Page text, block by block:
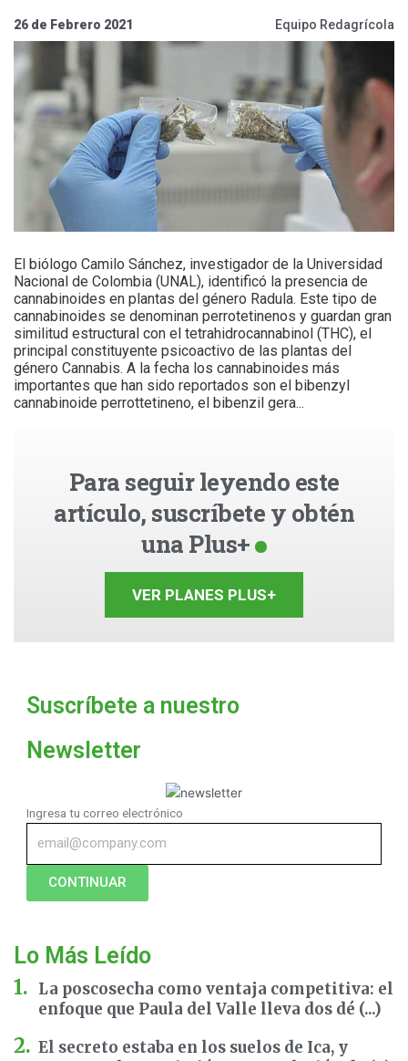
26 de Febrero 2021 Equipo Redagrícola
El biólogo Camilo Sánchez, investigador de la Universidad
Nacional de Colombia (UNAL), identificó la presencia de
cannabinoides en plantas del género Radula. Este tipo de
cannabinoides se denominan perrotetinenos y guardan gran
similitud estructural con el tetrahidrocannabinol (THC), el
principal constituyente psicoactivo de las plantas del
género Cannabis. A la fecha los cannabinoides más
importantes que han sido reportados son el bibenzyl
cannabinoide perrottetineno, el bibenzil gera...
Para seguir leyendo este
artículo, suscríbete y obtén
una Plus+
VER PLANES PLUS+
Suscríbete a nuestro
Newsletter
Ingresa tu correo electrónico
CONTINUAR
Lo Más Leído
La poscosecha como ventaja competitiva: el
enfoque que Paula del Valle lleva dos dé (...)
El secreto estaba en los suelos de Ica, y